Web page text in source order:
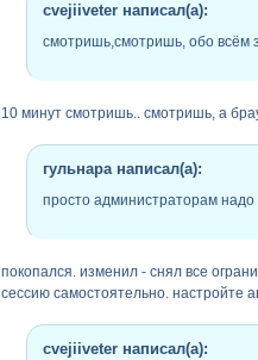
cvejiiveter написал(а):
смотришь,смотришь, обо всём
10 минут смотришь.. смотришь, а
гульнара написал(а):
просто администраторам надо
покопался. изменил - снял все
сессию самостоятельно. настройте
cvejiiveter написал(а):